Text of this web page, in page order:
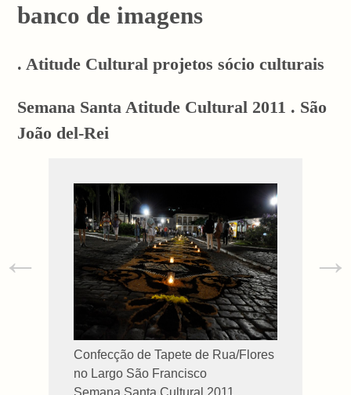
banco de imagens
. Atitude Cultural projetos sócio culturais
Semana Santa Atitude Cultural 2011 . São
João del-Rei
Confecção de Tapete de Rua/Flores
no Largo São Francisco
← →